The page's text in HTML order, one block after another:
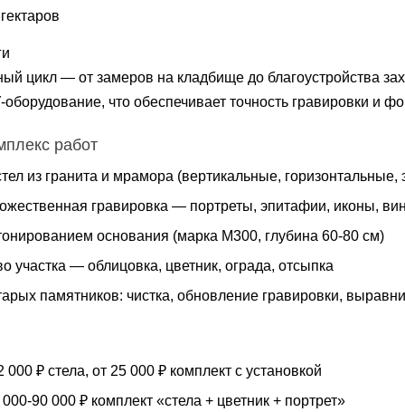
цикл — от замеров на кладбище до благоустройства
что обеспечивает точность гравировки и
работ
из гранита и мрамора (вертикальные,
гравировка — портреты, эпитафии, иконы,
основания (марка М300, глубина 60-80 см)
участка — облицовка, цветник, ограда, отсыпка
памятников: чистка, обновление гравировки,
₽ стела, от 25 000 ₽ комплект с установкой
90 000 ₽ комплект «стела + цветник + портрет»